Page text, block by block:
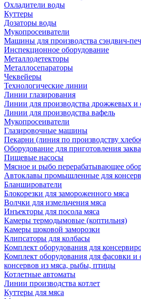
Охладители воды
Куттеры
Дозаторы воды
Мукопросеиватели
Машины для производства сэндвич-
Инспекционное оборудование
Металлодетекторы
Металлосепараторы
Чеквейеры
Технологические линии
Линии глазирования
Линии для производства дрожжевых и
Линии для производства вафель
Мукопросеиватели
Глазировочные машины
Пекарни (линия по производству
Оборудование для приготовления
Пищевые насосы
Мясное и рыбо перерабатывающее
Автоклавы промышленные для
Бланширователи
Блокорезки для замороженного мяса
Волчки для измельчения мяса
Инъекторы для посола мяса
Камеры термодымовые (коптильня)
Камеры шоковой заморозки
Клипсаторы для колбасы
Комплект оборудования для
Комплект оборудования для фасовки и
консервов из мяса, рыбы, птицы
Котлетные автоматы
Линии производства котлет
Куттеры для мяса